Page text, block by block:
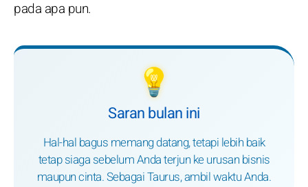
pada apa pun.
💡
Saran bulan ini
Hal-hal bagus memang datang, tetapi lebih baik
tetap siaga sebelum Anda terjun ke urusan bisnis
maupun cinta. Sebagai Taurus, ambil waktu Anda.